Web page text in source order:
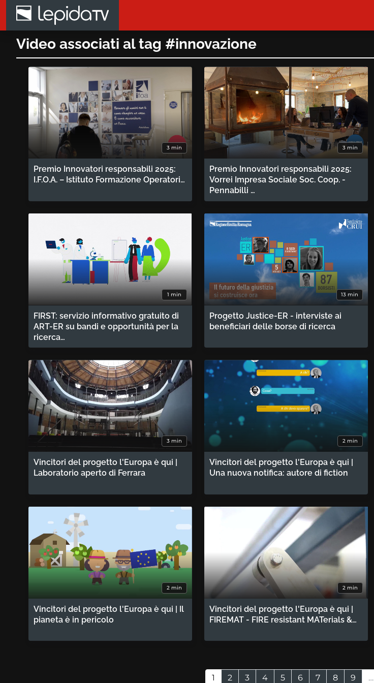
Salta al contenuto principale
Video associati al tag #innovazione
3 min
Premio Innovatori responsabili 2025:
I.F.O.A. – Istituto Formazione Operatori…
3 min
Premio Innovatori responsabili 2025:
Vorrei Impresa Sociale Soc. Coop. -
Pennabilli …
1 min
FIRST: servizio informativo gratuito di
ART-ER su bandi e opportunità per la
ricerca…
13 min
Progetto Justice-ER - interviste ai
beneficiari delle borse di ricerca
3 min
Vincitori del progetto l'Europa è qui |
Laboratorio aperto di Ferrara
2 min
Vincitori del progetto l'Europa è qui |
Una nuova notifica: autore di fiction
2 min
Vincitori del progetto l'Europa è qui | Il
pianeta è in pericolo
2 min
Vincitori del progetto l'Europa è qui |
FIREMAT - FIRE resistant MATerials &…
Pagina attuale
1 Page
2 Page
3 Page
4 Page
5 Page
6 Page
7 Page
8 Page
9 …